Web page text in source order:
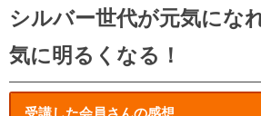
シルバー世代が元気にな
気に明るくなる！
受講した会員さんの感想